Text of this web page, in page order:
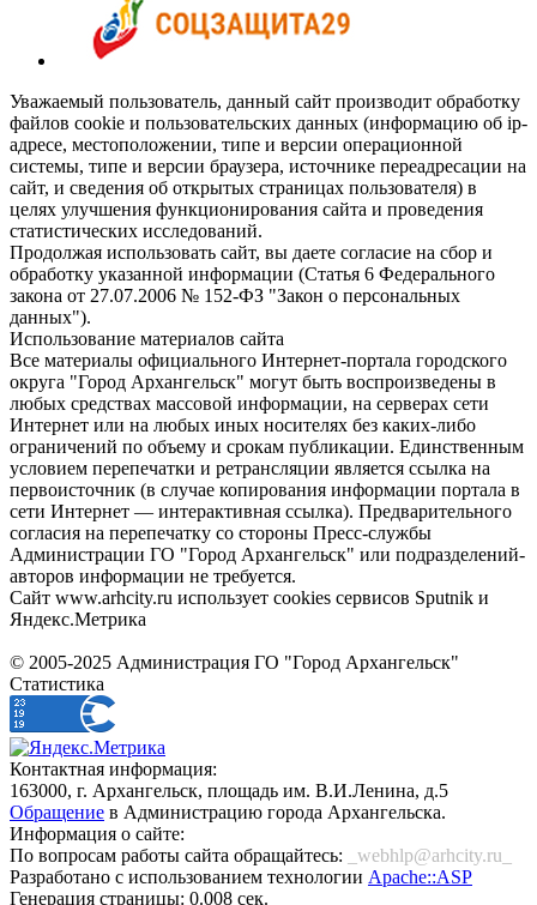
Уважаемый пользователь, данный сайт производит обработку
файлов cookie и пользовательских данных (информацию об ip-
адресе, местоположении, типе и версии операционной
системы, типе и версии браузера, источнике переадресации на
сайт, и сведения об открытых страницах пользователя) в
целях улучшения функционирования сайта и проведения
статистических исследований.
Продолжая использовать сайт, вы даете согласие на сбор и
обработку указанной информации (Статья 6 Федерального
закона от 27.07.2006 № 152-ФЗ "Закон о персональных
данных").
Использование материалов сайта
Все материалы официального Интернет-портала городского
округа "Город Архангельск" могут быть воспроизведены в
любых средствах массовой информации, на серверах сети
Интернет или на любых иных носителях без каких-либо
ограничений по объему и срокам публикации. Единственным
условием перепечатки и ретрансляции является ссылка на
первоисточник (в случае копирования информации портала в
сети Интернет — интерактивная ссылка). Предварительного
согласия на перепечатку со стороны Пресс-службы
Администрации ГО "Город Архангельск" или подразделений-
авторов информации не требуется.
Сайт www.arhcity.ru использует cookies сервисов Sputnik и
Яндекс.Метрика
© 2005-2025 Администрация ГО "Город Архангельск"
Статистика
Контактная информация:
163000, г. Архангельск, площадь им. В.И.Ленина, д.5
Обращение в Администрацию города Архангельска.
Информация о сайте:
По вопросам работы сайта обращайтесь:
_webhlp@arhcity.ru_
Разработано с использованием технологии Apache::ASP
Генерация страницы: 0.008 сек.